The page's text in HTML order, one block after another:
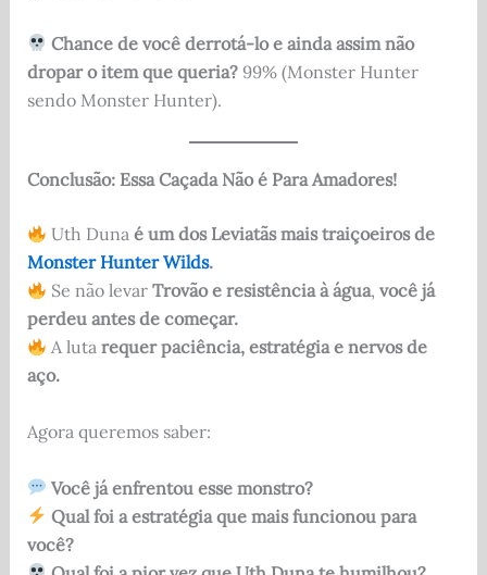
Chance de você derrotá-lo e ainda assim não
dropar o item que queria?99% (Monster Hunter
sendo Monster Hunter).
Conclusão: Essa Caçada Não é Para Amadores!
Uth Duna é um dos Leviatãs mais traiçoeiros de
Monster Hunter Wilds.
Se não levar Trovão e resistência à água, você já
perdeu antes de começar.
A luta requer paciência, estratégia e nervos de
aço.
Agora queremos saber:
Você já enfrentou esse monstro?
Qual foi a estratégia que mais funcionou para
você?